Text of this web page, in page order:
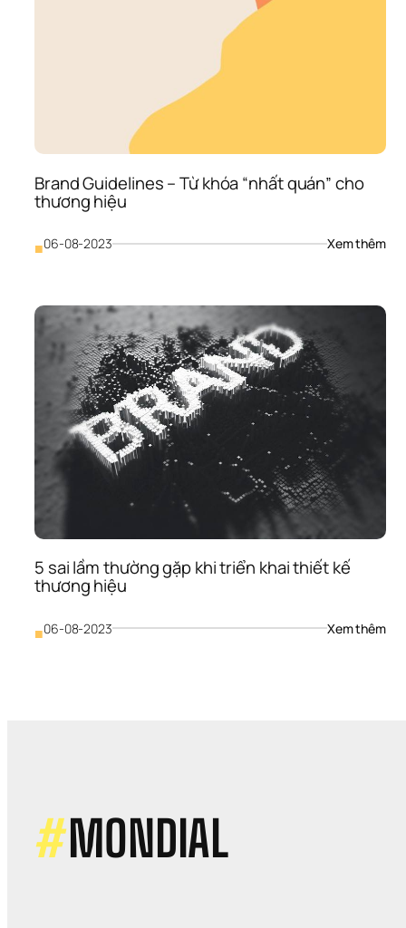
Brand Guidelines – Từ khóa “nhất quán” cho
thương hiệu
■06-08-2023 Xem thêm:
Từ
5 sai lầm thường gặp khi triển khai thiết kế
thương hiệu
■06-08-2023 Xem thêm:
#MONDIAL